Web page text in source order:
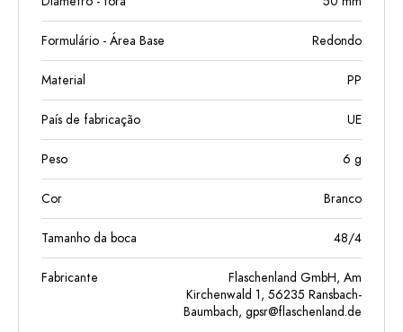
Formulário - Área Base Redondo
Material PP
País de fabricação UE
Peso 6 g
Cor Branco
Tamanho da boca 48/4
Fabricante
Flaschenland GmbH, Am
Kirchenwald 1, 56235 Ransbach-
Baumbach, gpsr@flaschenland.de